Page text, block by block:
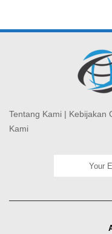
Tentang Kami | Kebijakan
Kami